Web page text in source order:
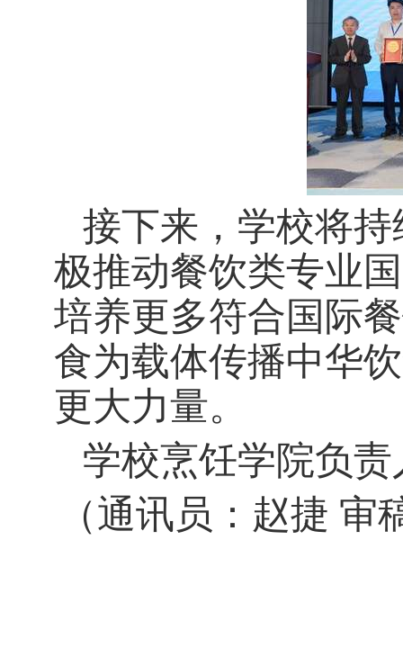
接下来，学校将
极推动餐饮类专业
培养更多符合国际
食为载体传播中华
更大力量。
学校烹饪学院负
（通讯员：赵捷 审